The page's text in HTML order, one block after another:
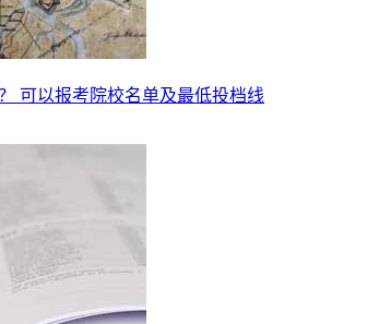
可以报考院校名单及最低投档线